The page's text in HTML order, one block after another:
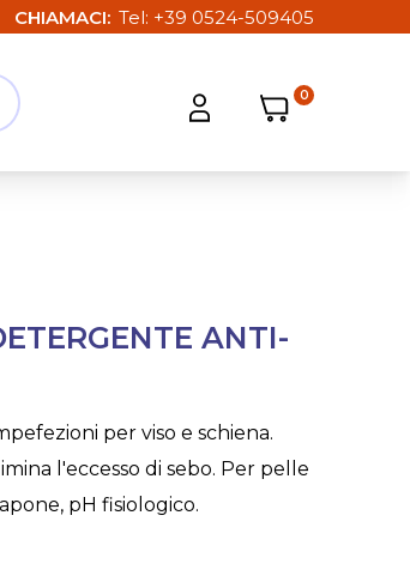
CHIAMACI Tel: +39 0524-509405
ricerca Apri strumenti utente
Carrello
Carrello
0
ANTI-
per viso e schiena.
l'eccesso di sebo. Per pelle
pH fisiologico.